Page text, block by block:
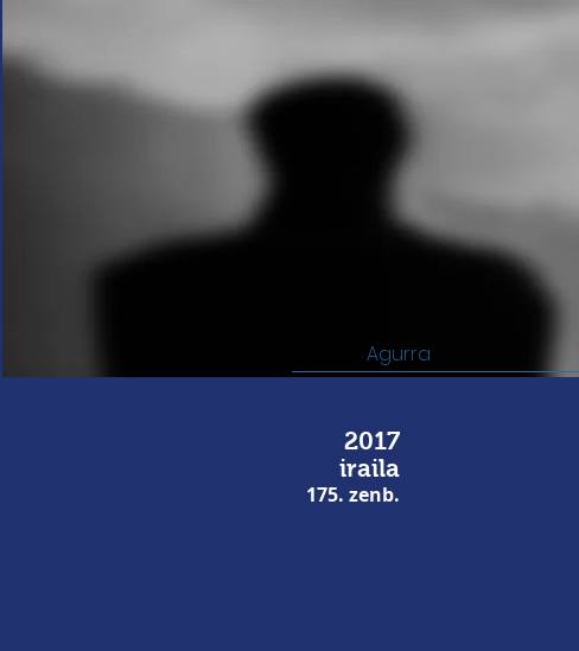
Agurra
2017
iraila
175. zenb.